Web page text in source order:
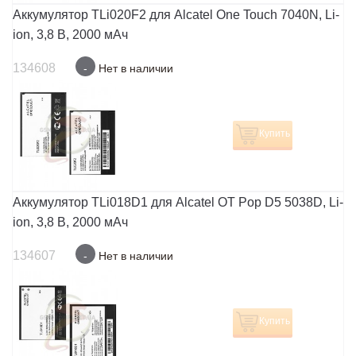
Аккумулятор TLi020F2 для Alcatel One Touch 7040N, Li-
ion, 3,8 В, 2000 мАч
134608 - Нет в наличии
Купить
Аккумулятор TLi018D1 для Alcatel OT Pop D5 5038D, Li-
ion, 3,8 В, 2000 мАч
134607 - Нет в наличии
Купить